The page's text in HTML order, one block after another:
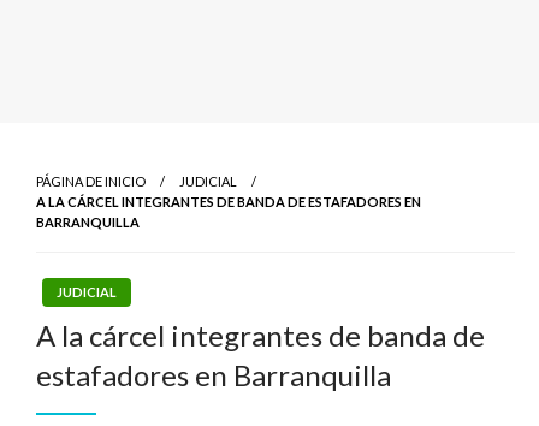
PÁGINA DE INICIO
JUDICIAL
A LA CÁRCEL INTEGRANTES DE BANDA DE ESTAFADORES EN
BARRANQUILLA
JUDICIAL
A la cárcel integrantes de banda de
estafadores en Barranquilla